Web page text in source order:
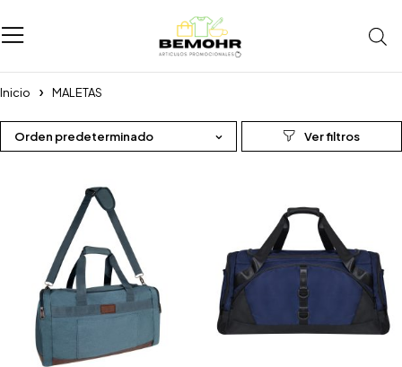
Inicio MALETAS
Orden predeterminado